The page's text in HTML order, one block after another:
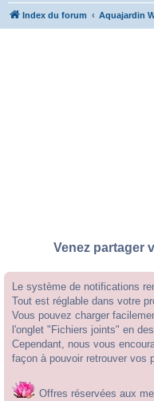
Index du forum Aquajardin
Venez partager
Le système de notifications
Tout est réglable dans votre
Vous pouvez charger
l'onglet "Fichiers joints" en
Cependant, nous vous
façon à pouvoir retrouver vos
Offres réservées aux